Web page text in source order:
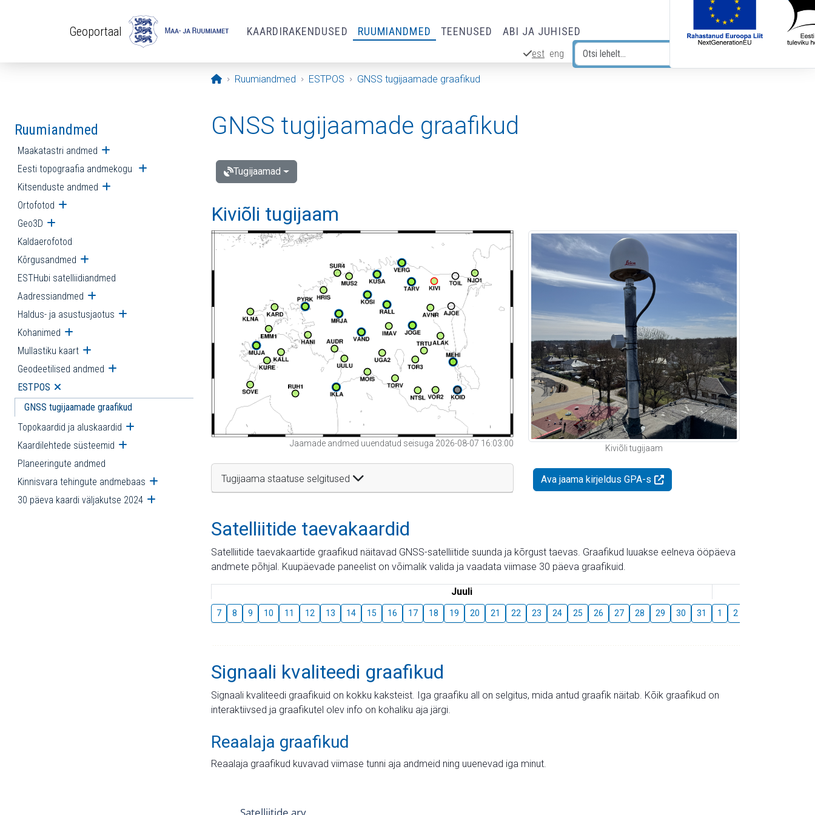
Geoportaal KAARDIRAKENDUSED RUUMIANDMED TEENUSED ABI JA JUHISED
est eng
Avaleht
Ruumiandmed ESTPOS GNSS tugijaamade graafikud
Ruumiandmed
Maakatastri andmed Ava alammenüü
Eesti topograafia andmekogu Ava alammenüü
Kitsenduste andmed Ava alammenüü
Ortofotod Ava alammenüü
Geo3D Ava alammenüü
Kaldaerofotod
Kõrgusandmed Ava alammenüü
ESTHubi satelliidiandmed
Aadressiandmed Ava alammenüü
Haldus- ja asustusjaotus Ava alammenüü
Kohanimed Ava alammenüü
Mullastiku kaart Ava alammenüü
Geodeetilised andmed Ava alammenüü
ESTPOS Ava alammenüü
GNSS tugijaamade graafikud
Topokaardid ja aluskaardid Ava alammenüü
Kaardilehtede süsteemid Ava alammenüü
Planeeringute andmed
Kinnisvara tehingute andmebaas Ava alammenüü
30 päeva kaardi väljakutse 2024 Ava alammenüü
GNSS tugijaamade graafikud
Tugijaamad
Kiviõli tugijaam
Jaamade andmed uuendatud seisuga 2026-08-07 16:03:00
Tugijaama staatuse selgitused
Kiviõli tugijaam
Ava jaama kirjeldus GPA-s
Satelliitide taevakaardid
Satelliitide taevakaartide graafikud näitavad GNSS-satelliitide suunda ja kõrgust taevas. Graafikud luuakse eelneva ööpäeva
andmete põhjal. Kuupäevade paneelist on võimalik valida ja vaadata viimase 30 päeva graafikuid.
Juuli
7 8 9 10 11 12 13 14 15 16 17 18 19 20 21 22 23 24 25 26 27 28 29 30 31 1 2
Signaali kvaliteedi graafikud
Signaali kvaliteedi graafikuid on kokku kaksteist. Iga graafiku all on selgitus, mida antud graafik näitab. Kõik graafikud on
interaktiivsed ja graafikutel olev info on kohaliku aja järgi.
Reaalaja graafikud
Reaalaja graafikud kuvavad viimase tunni aja andmeid ning uuenevad iga minut.